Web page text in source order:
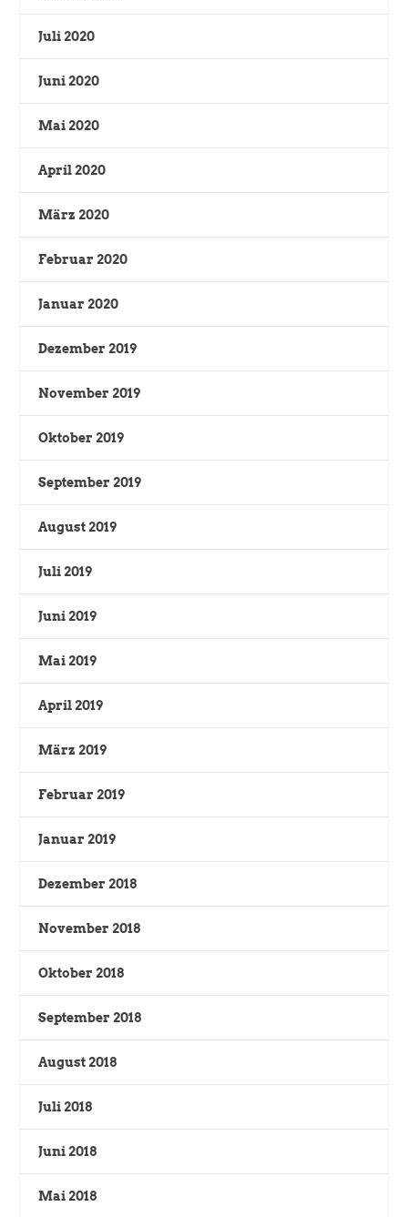
Juli 2020
Juni 2020
Mai 2020
April 2020
März 2020
Februar 2020
Januar 2020
Dezember 2019
November 2019
Oktober 2019
September 2019
August 2019
Juli 2019
Juni 2019
Mai 2019
April 2019
März 2019
Februar 2019
Januar 2019
Dezember 2018
November 2018
Oktober 2018
September 2018
August 2018
Juli 2018
Juni 2018
Mai 2018